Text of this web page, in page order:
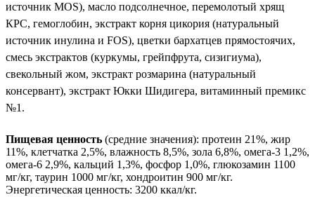
источник MOS), масло подсолнечное, перемолотый хрящ
КРС, гемоглобин, экстракт корня цикория (натуральный
источник инулина и FOS), цветки бархатцев прямостоячих,
смесь экстрактов (куркумы, грейпфрута, сизигиума),
свекольный жом, экстракт розмарина (натуральный
консервант), экстракт Юкки Шидигера, витаминный премикс
№1.
Пищевая ценность (средние значения): протеин 21%, жир
11%, клетчатка 2,5%, влажность 8,5%, зола 6,8%, омега-3 1,2%,
омега-6 2,9%, кальций 1,3%, фосфор 1,0%, глюкозамин 1100
мг/кг, таурин 1000 мг/кг, хондроитин 900 мг/кг.
Энергетическая ценность: 3200 ккал/кг.